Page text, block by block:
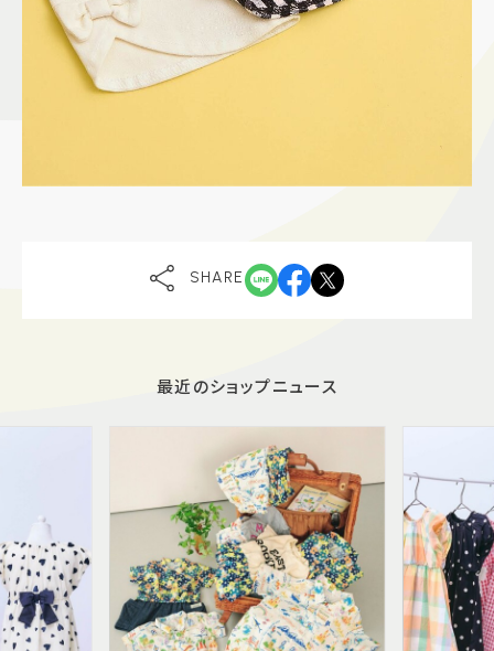
SHARE
最近のショップニュース